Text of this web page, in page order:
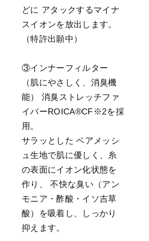
どに アタックするマイナ
スイオンを放出します。
（特許出願中）
③インナーフィルター
（肌にやさしく、消臭機
能） 消臭ストレッチファ
イバーROICA®CF※2を採
用。
サラッとした ベアメッシ
ュ生地で肌に優しく、糸
の表面にイオン化状態を
作り、 不快な臭い（アン
モニア・酢酸・イソ吉草
酸）を吸着し、しっかり
抑えます。